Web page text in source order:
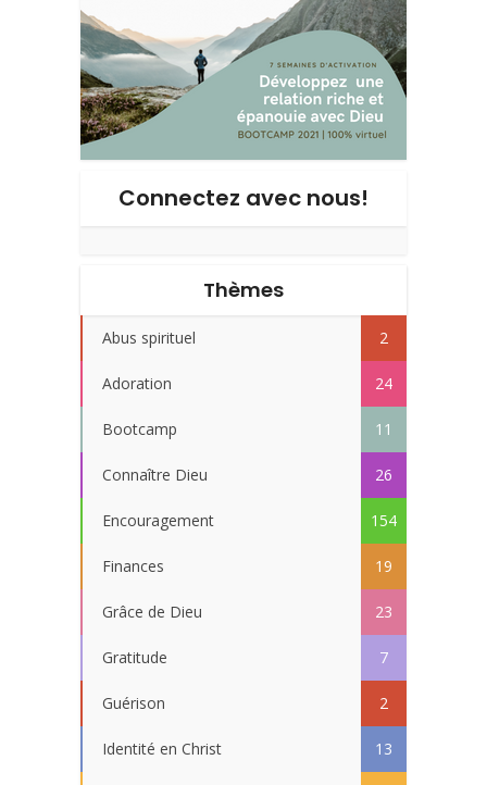
Connectez avec nous!
Thèmes
Abus spirituel 2
Adoration 24
Bootcamp 11
Connaître Dieu 26
Encouragement 154
Finances 19
Grâce de Dieu 23
Gratitude 7
Guérison 2
Identité en Christ 13